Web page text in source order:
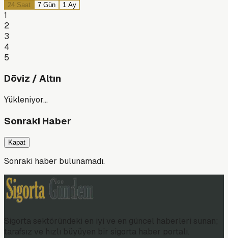
24 Saat 7 Gün 1 Ay
1
2
3
4
5
Döviz / Altın
Yükleniyor…
Sonraki Haber
Kapat
Sonraki haber bulunamadı.